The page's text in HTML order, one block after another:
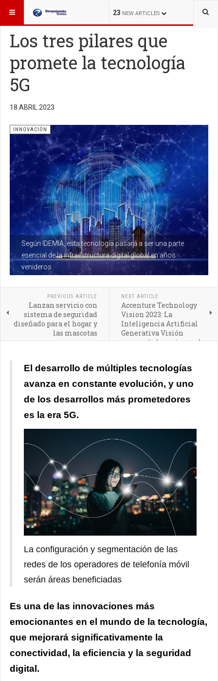
23 NEW ARTICLES
ESTÁ AQUÍ: INNOVACIÓN
Los tres pilares que
promete la tecnología
5G
18 ABRIL 2023
Según IDEMIA, esta tecnología pasará a ser una parte
esencial de la infraestructura digital global en años
venideros
INNOVACIÓN
PREVIOUS ARTICLE
Lanzan servicio con
sistema de seguridad
diseñado para el hogar y
las mascotas
NEXT ARTICLE
Accenture Technology
Vision 2023: La
Inteligencia Artificial
Generativa Visión
marcará el comienzo de
El desarrollo de múltiples tecnologías
avanza en constante evolución, y uno
de los desarrollos más prometedores
es la era 5G.
La configuración y segmentación de las
redes de los operadores de telefonía móvil
serán áreas beneficiadas
Es una de las innovaciones más
emocionantes en el mundo de la tecnología,
que mejorará significativamente la
conectividad, la eficiencia y la seguridad
digital.